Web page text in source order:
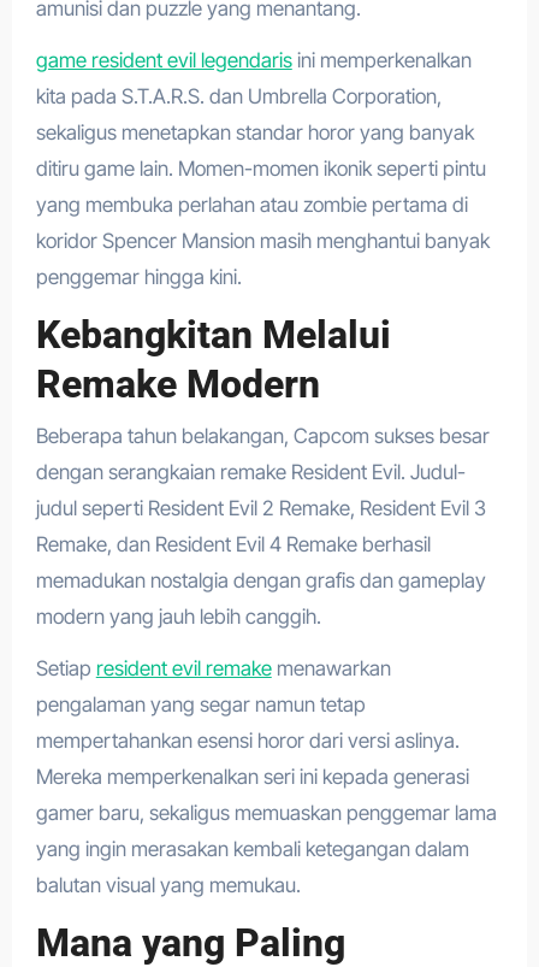
amunisi dan puzzle yang menantang.
game resident evil legendarisini memperkenalkan
kita pada S.T.A.R.S. dan Umbrella Corporation,
sekaligus menetapkan standar horor yang banyak
ditiru game lain. Momen-momen ikonik seperti pintu
yang membuka perlahan atau zombie pertama di
koridor Spencer Mansion masih menghantui banyak
penggemar hingga kini.
Kebangkitan Melalui
Remake Modern
Beberapa tahun belakangan, Capcom sukses besar
dengan serangkaian remake Resident Evil. Judul-
judul seperti Resident Evil 2 Remake, Resident Evil 3
Remake, dan Resident Evil 4 Remake berhasil
memadukan nostalgia dengan grafis dan gameplay
modern yang jauh lebih canggih.
Setiap resident evil remakemenawarkan
pengalaman yang segar namun tetap
mempertahankan esensi horor dari versi aslinya.
Mereka memperkenalkan seri ini kepada generasi
gamer baru, sekaligus memuaskan penggemar lama
yang ingin merasakan kembali ketegangan dalam
balutan visual yang memukau.
Mana yang Paling